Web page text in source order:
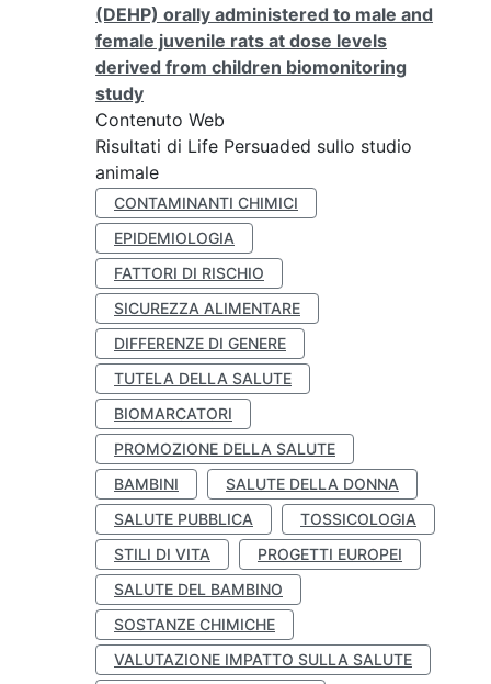
(DEHP) orally administered to male and
female juvenile rats at dose levels
derived from children biomonitoring
study
Contenuto Web
Risultati di Life Persuaded sullo studio
animale
CONTAMINANTI CHIMICI
EPIDEMIOLOGIA
FATTORI DI RISCHIO
SICUREZZA ALIMENTARE
DIFFERENZE DI GENERE
TUTELA DELLA SALUTE
BIOMARCATORI
PROMOZIONE DELLA SALUTE
BAMBINI
SALUTE DELLA DONNA
SALUTE PUBBLICA
TOSSICOLOGIA
STILI DI VITA
PROGETTI EUROPEI
SALUTE DEL BAMBINO
SOSTANZE CHIMICHE
VALUTAZIONE IMPATTO SULLA SALUTE